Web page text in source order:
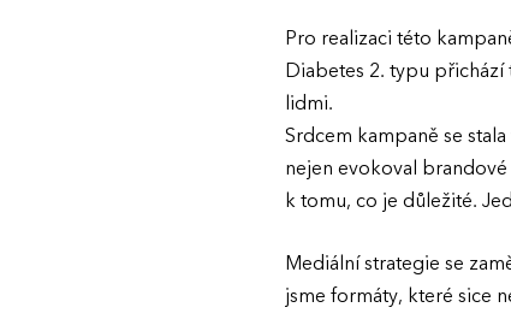
Pro realizaci této
Diabetes 2. typu
lidmi.
Srdcem kampaně se
nejen evokoval
k tomu, co je důležité.
Mediální strategie se
jsme formáty, které sice